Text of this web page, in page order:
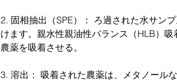
2. 固相抽出（SPE）： ろ過された水サン
けます。親水性親油性バランス（HLB）
農薬を吸着させる。
3. 溶出： 吸着された農薬は、メタノール